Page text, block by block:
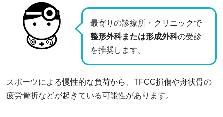
最寄りの診療所・クリニックで
整形外科または形成外科の受診
を推奨します。
スポーツによる慢性的な負荷から、TFCC損傷や舟状骨の
疲労骨折などが起きている可能性があります。